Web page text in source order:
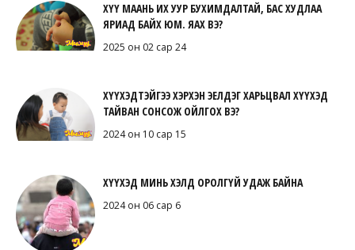
ХҮҮ МААНЬ ИХ УУР БУХИМДАЛТАЙ, БАС ХУДЛАА
ЯРИАД БАЙХ ЮМ. ЯАХ ВЭ?
2025 он 02 сар 24
ХҮҮХЭДТЭЙГЭЭ ХЭРХЭН ЭЕЛДЭГ ХАРЬЦВАЛ ХҮҮХЭД
ТАЙВАН СОНСОЖ ОЙЛГОХ ВЭ?
2024 он 10 сар 15
ХҮҮХЭД МИНЬ ХЭЛД ОРОЛГҮЙ УДАЖ БАЙНА
2024 он 06 сар 6